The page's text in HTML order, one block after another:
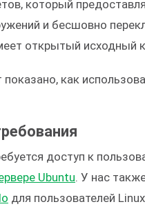
который
и бесшовно
открытый исходный
как
доступ к
Ubuntu. У нас
для пользователей